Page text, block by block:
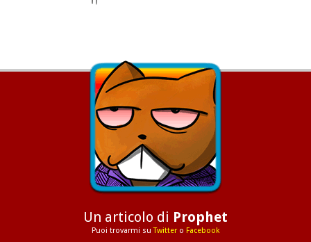
Un articolo di Prophet
Puoi trovarmi suTwittero Facebook